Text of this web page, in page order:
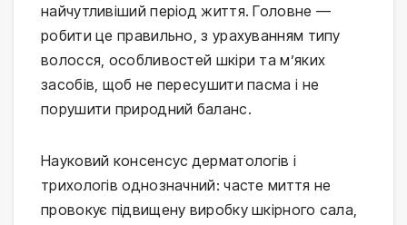
найчутливіший період життя. Головне —
робити це правильно, з урахуванням типу
волосся, особливостей шкіри та м’яких
засобів, щоб не пересушити пасма і не
порушити природний баланс.
Науковий консенсус дерматологів і
трихологів однозначний: часте миття не
провокує підвищену виробку шкірного сала,